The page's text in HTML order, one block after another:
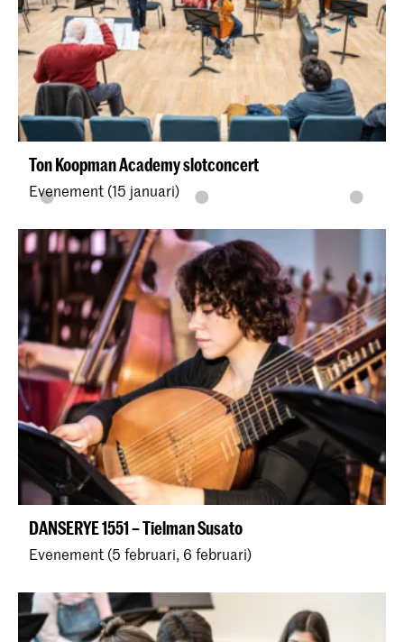
Ton Koopman Academy slotconcert
Evenement (15 januari)
DANSERYE 1551 – Tielman Susato
Evenement (5 februari, 6 februari)